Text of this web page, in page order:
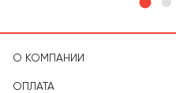
О КОМПАНИИ
ОПЛАТА